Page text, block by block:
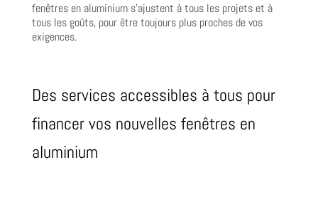
fenêtres en aluminium s’ajustent à tous les projets et à
tous les goûts, pour être toujours plus proches de vos
exigences.
Des services accessibles à tous pour
financer vos nouvelles fenêtres en
aluminium